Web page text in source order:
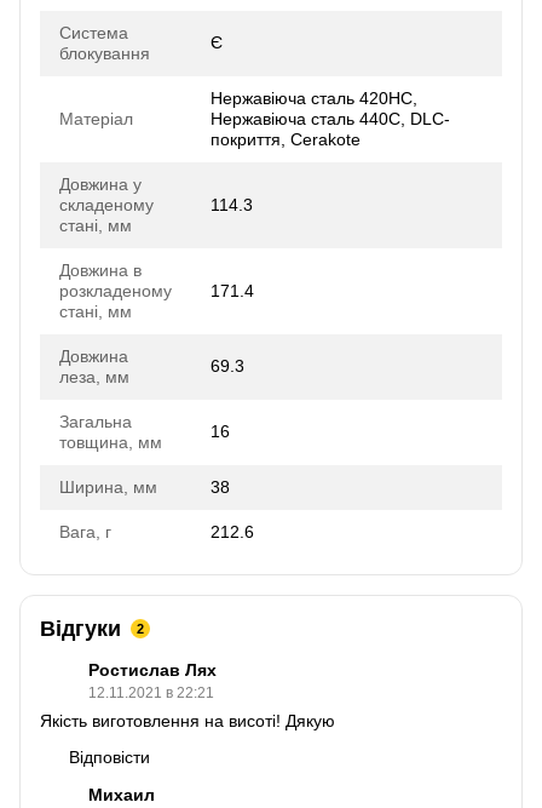
Система
блокування
Є
Матеріал
Нержавіюча сталь 420HC,
Нержавіюча сталь 440C, DLC-
покриття, Cerakote
Довжина у
складеному
стані, мм
114.3
Довжина в
розкладеному
стані, мм
171.4
Довжина
леза, мм
69.3
Загальна
товщина, мм
16
Ширина, мм 38
Вага, г 212.6
Відгуки 2
Ростислав Лях
12.11.2021 в 22:21
Якість виготовлення на висоті! Дякую
Відповісти
Михаил